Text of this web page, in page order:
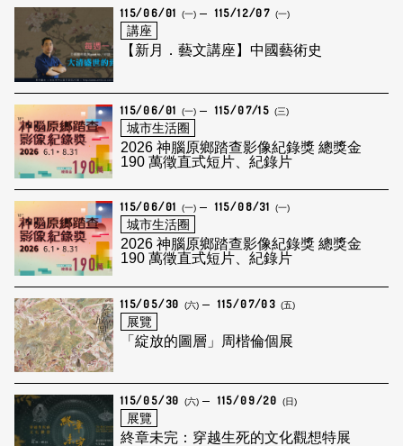
115/06/01 (一) 115/12/07 (一)
講座
【新月．藝文講座】中國藝術史
115/06/01 (一) 115/07/15 (三)
城市生活圈
2026 神腦原鄉踏查影像紀錄獎 總獎金
190 萬徵直式短片、紀錄片
115/06/01 (一) 115/08/31 (一)
城市生活圈
2026 神腦原鄉踏查影像紀錄獎 總獎金
190 萬徵直式短片、紀錄片
115/05/30 (六) 115/07/03 (五)
展覽
「綻放的圖層」周楷倫個展
115/05/30 (六) 115/09/20 (日)
展覽
終章未完：穿越生死的文化觀想特展